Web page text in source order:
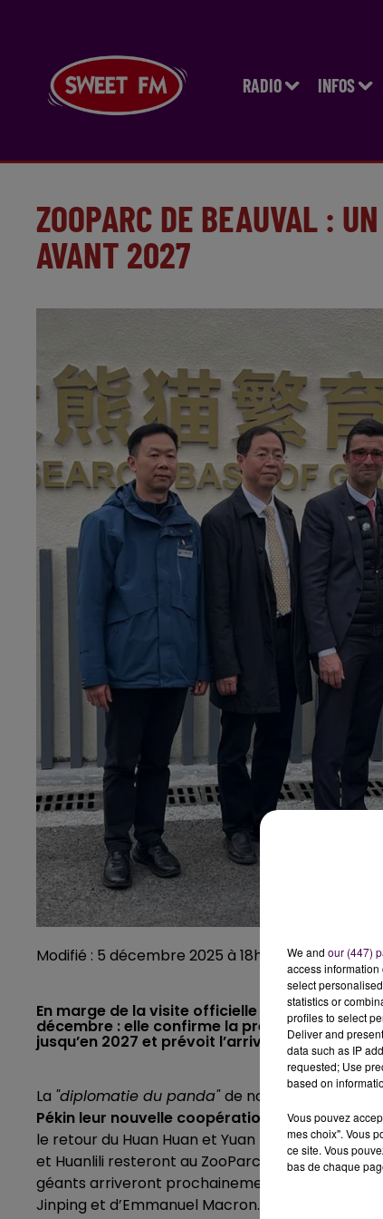
RADIO INFOS
ZOOPARC DE BEAUVAL :
AVANT 2027
Modifié : 5 décembre 2025 à 18h33 par Nicolas
En marge de la visite officielle d’Emmanuel
décembre : elle confirme la présence des
jusqu’en 2027 et prévoit l’arrivée d’un
La "diplomatie du panda"de nouveau à l’œuvre !
Pékin leur nouvelle coopération autour de la
le retour du Huan Huan et Yuan Zi au centre de
et Huanlili resteront au ZooParc de Beauval au
géants arriveront prochainement à Saint-
Jinping et d’Emmanuel Macron.
We and our (447)
access
select
statistics or
profiles to select
Deliver and
data such as IP
requested; Use
based on
Vous pouvez
mes choix". Vous
ce site. Vous
bas de chaque